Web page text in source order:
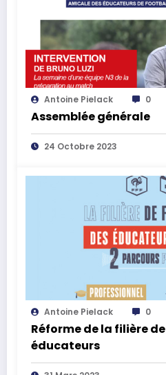
Antoine Pielack 0
Assemblée générale
24 Octobre 2023
Antoine Pielack 0
Réforme de la filière
éducateurs